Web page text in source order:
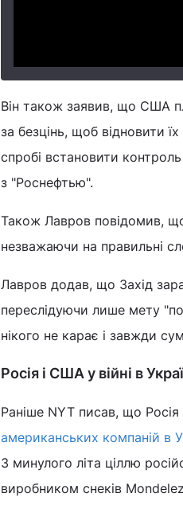
Він також заявив, що США
за безцінь, щоб відновити
спробі встановити
з "Роснефтью".
Також Лавров повідомив, що
незважаючи на правильні
Лавров додав, що Захід
переслідуючи лише мету
нікого не карає і завжди
Росія і США у війні в
Раніше NYT писав, що Росія
американських компаній в
З минулого літа ціллю
виробником снеків